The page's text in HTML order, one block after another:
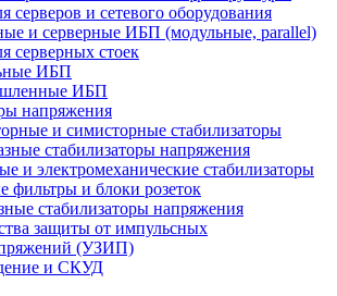
серверов и сетевого оборудования
и серверные ИБП (модульные, parallel)
серверных стоек
ИБП
ИБП
напряжения
и симисторные стабилизаторы
стабилизаторы напряжения
и электромеханические стабилизаторы
фильтры и блоки розеток
стабилизаторы напряжения
защиты от импульсных
(УЗИП)
и СКУД